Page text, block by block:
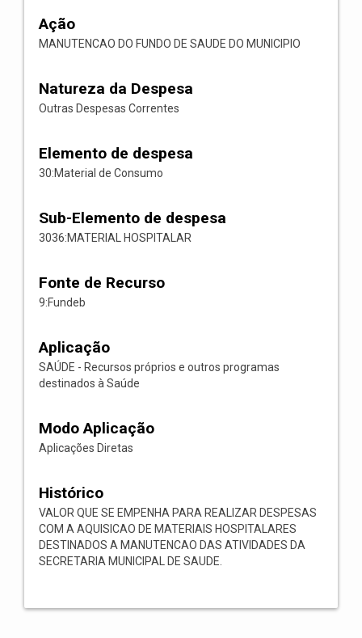
Ação
MANUTENCAO DO FUNDO DE SAUDE DO MUNICIPIO
Natureza da Despesa
Outras Despesas Correntes
Elemento de despesa
30:Material de Consumo
Sub-Elemento de despesa
3036:MATERIAL HOSPITALAR
Fonte de Recurso
9:Fundeb
Aplicação
SAÚDE - Recursos próprios e outros programas
destinados à Saúde
Modo Aplicação
Aplicações Diretas
Histórico
VALOR QUE SE EMPENHA PARA REALIZAR DESPESAS
COM A AQUISICAO DE MATERIAIS HOSPITALARES
DESTINADOS A MANUTENCAO DAS ATIVIDADES DA
SECRETARIA MUNICIPAL DE SAUDE.